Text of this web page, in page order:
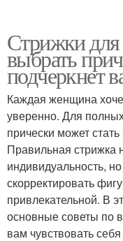
Стрижки
выбрать
подчеркнет
Каждая женщина
уверенно. Для
прически может
Правильная стрижка
индивидуальность,
скорректировать
привлекательной. В
основные советы по
вам чувствовать